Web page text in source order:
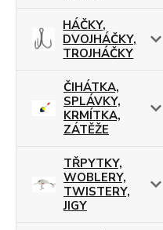
HÁČKY,
DVOJHÁČKY,
TROJHÁČKY
ČIHÁTKA,
SPLÁVKY,
KRMÍTKA,
ZÁTĚŽE
TŘPYTKY,
WOBLERY,
TWISTERY,
JIGY